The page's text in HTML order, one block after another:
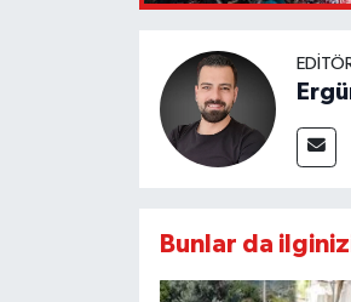
Bunlar da